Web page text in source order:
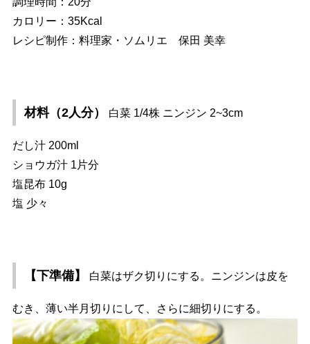
カロリー：35Kcal
レシピ制作：料理家・ソムリエ 保田 美幸
材料（2人分） 白菜 1/4株 ニンジン 2~3cm
だし汁 200ml
ショウガ汁 1片分
塩昆布 10g
塩 少々
【下準備】 白菜はザク切りにする。ニンジンは皮を
むき、薄い半月切りにして、さらに細切りにする。